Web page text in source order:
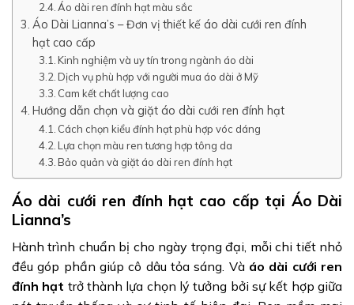
Áo dài ren đính hạt màu sắc
Áo Dài Lianna’s – Đơn vị thiết kế áo dài cưới ren đính
hạt cao cấp
Kinh nghiệm và uy tín trong ngành áo dài
Dịch vụ phù hợp với người mua áo dài ở Mỹ
Cam kết chất lượng cao
Hướng dẫn chọn và giặt áo dài cưới ren đính hạt
Cách chọn kiểu đính hạt phù hợp vóc dáng
Lựa chọn màu ren tương hợp tông da
Bảo quản và giặt áo dài ren đính hạt
Áo dài cưới ren đính hạt cao cấp tại Áo Dài
Lianna’s
Hành trình chuẩn bị cho ngày trọng đại, mỗi chi tiết nhỏ
đều góp phần giúp cô dâu tỏa sáng. Và áo dài cưới ren
đính hạt trở thành lựa chọn lý tưởng bởi sự kết hợp giữa